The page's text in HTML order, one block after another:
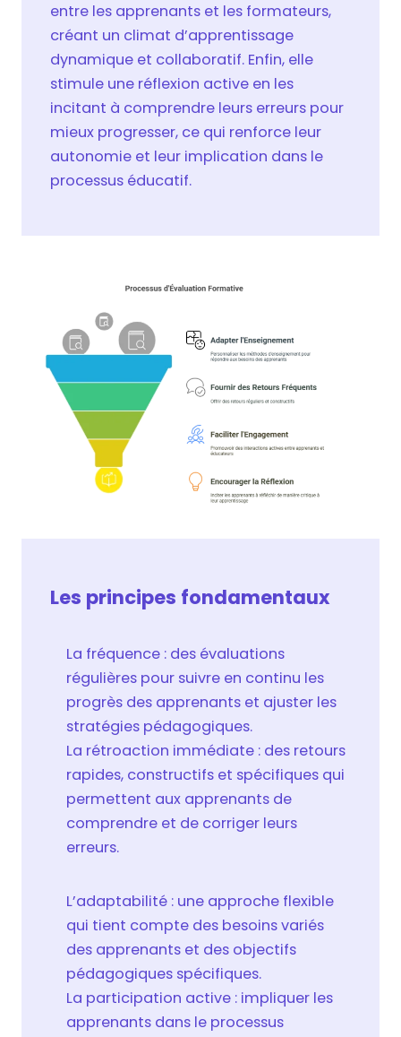
entre les apprenants et les formateurs,
créant un climat d’apprentissage
dynamique et collaboratif. Enfin, elle
stimule une réflexion active en les
incitant à comprendre leurs erreurs pour
mieux progresser, ce qui renforce leur
autonomie et leur implication dans le
processus éducatif.
Les principes fondamentaux
La fréquence : des évaluations
régulières pour suivre en continu les
progrès des apprenants et ajuster les
stratégies pédagogiques.
La rétroaction immédiate : des retours
rapides, constructifs et spécifiques qui
permettent aux apprenants de
comprendre et de corriger leurs
erreurs.
L’adaptabilité : une approche flexible
qui tient compte des besoins variés
des apprenants et des objectifs
pédagogiques spécifiques.
La participation active : impliquer les
apprenants dans le processus